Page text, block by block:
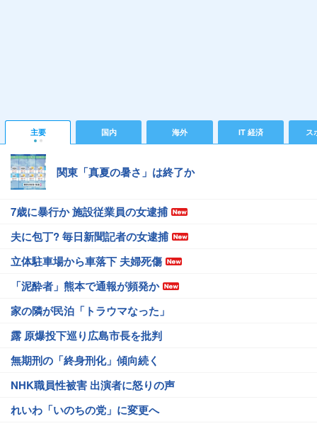
主要 国内 海外 IT 経済 ス
関東「真夏の暑さ」は終了か
7歳に暴行か 施設従業員の女逮捕
夫に包丁? 毎日新聞記者の女逮捕
立体駐車場から車落下 夫婦死傷
「泥酔者」熊本で通報が頻発か
家の隣が民泊「トラウマなった」
露 原爆投下巡り広島市長を批判
無期刑の「終身刑化」傾向続く
NHK職員性被害 出演者に怒りの声
れいわ「いのちの党」に変更へ